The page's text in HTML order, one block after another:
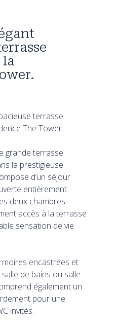
la
terrasse
The Tower.
grande terrasse
la prestigieuse
d’un séjour
entièrement
deux chambres
accès à la terrasse
sensation de vie
encastrées et
de bains ou salle
également un
pour une
invités.